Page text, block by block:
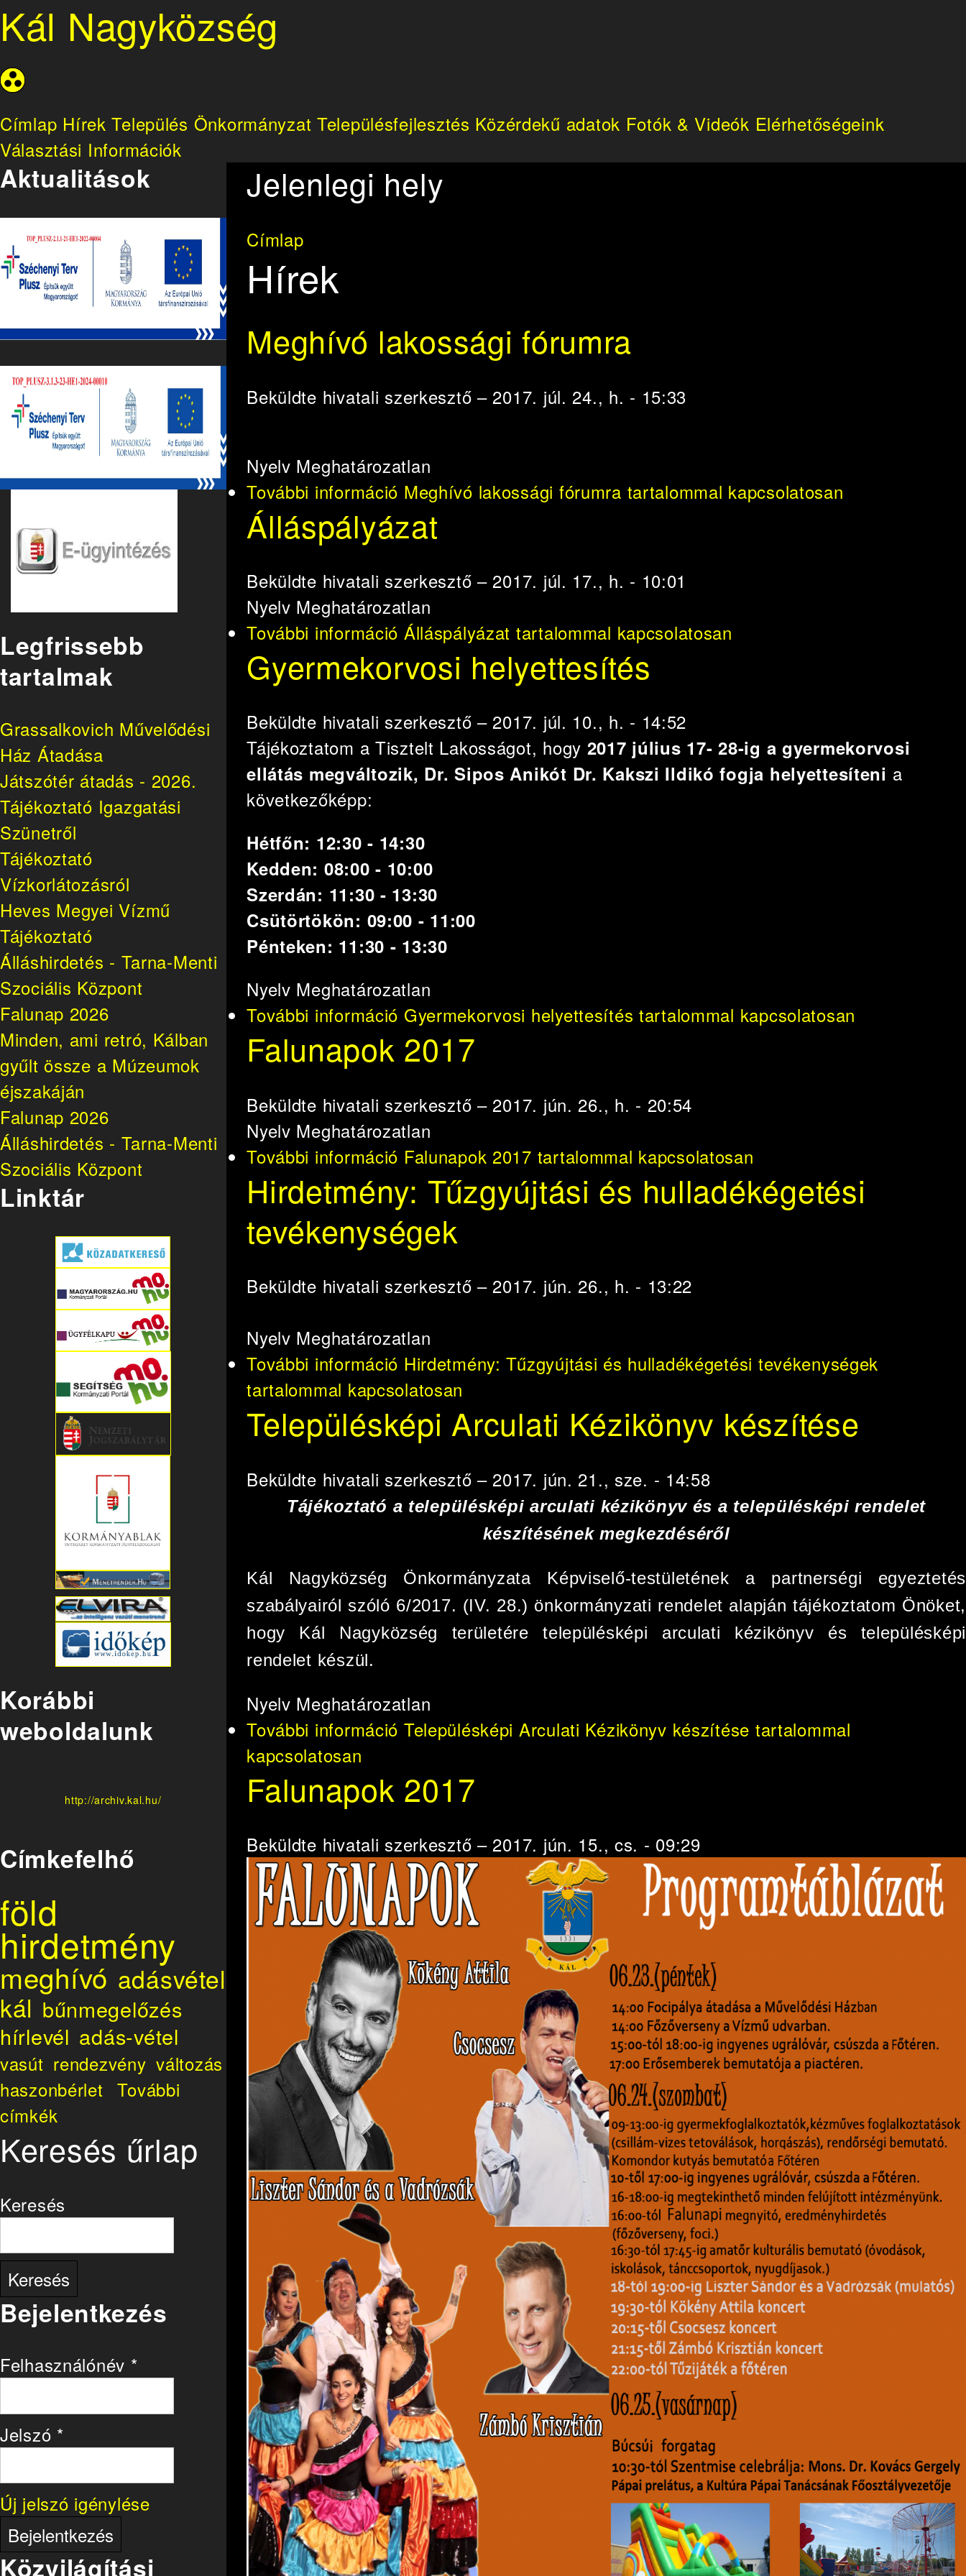
Kál Nagyközség
Címlap Hírek Település Önkormányzat Településfejlesztés Közérdekű adatok Fotók & Videók Elérhetőségeink
Választási Információk
Jelenlegi hely
Címlap
Hírek
Meghívó lakossági fórumra
Beküldte hivatali szerkesztő – 2017. júl. 24., h. - 15:33
Nyelv Meghatározatlan
További információ Meghívó lakossági fórumra tartalommal kapcsolatosan
Álláspályázat
Beküldte hivatali szerkesztő – 2017. júl. 17., h. - 10:01
Nyelv Meghatározatlan
További információ Álláspályázat tartalommal kapcsolatosan
Gyermekorvosi helyettesítés
Beküldte hivatali szerkesztő – 2017. júl. 10., h. - 14:52
Tájékoztatom a Tisztelt Lakosságot, hogy 2017 július 17- 28-ig a gyermekorvosi
ellátás megváltozik, Dr. Sipos Anikót Dr. Kakszi Ildikó fogja helyettesíteni a
következőképp:
Hétfőn: 12:30 - 14:30
Kedden: 08:00 - 10:00
Szerdán: 11:30 - 13:30
Csütörtökön: 09:00 - 11:00
Pénteken: 11:30 - 13:30
Nyelv Meghatározatlan
További információ Gyermekorvosi helyettesítés tartalommal kapcsolatosan
Falunapok 2017
Beküldte hivatali szerkesztő – 2017. jún. 26., h. - 20:54
Nyelv Meghatározatlan
További információ Falunapok 2017 tartalommal kapcsolatosan
Hirdetmény: Tűzgyújtási és hulladékégetési
tevékenységek
Beküldte hivatali szerkesztő – 2017. jún. 26., h. - 13:22
Nyelv Meghatározatlan
További információ Hirdetmény: Tűzgyújtási és hulladékégetési tevékenységek
tartalommal kapcsolatosan
Településképi Arculati Kézikönyv készítése
Beküldte hivatali szerkesztő – 2017. jún. 21., sze. - 14:58
Tájékoztató a településképi arculati kézikönyv és a településképi rendelet
készítésének megkezdéséről
Kál Nagyközség Önkormányzata Képviselő-testületének a partnerségi egyeztetés
szabályairól szóló 6/2017. (IV. 28.) önkormányzati rendelet alapján tájékoztatom Önöket,
hogy Kál Nagyközség területére településképi arculati kézikönyv és településképi
rendelet készül.
Nyelv Meghatározatlan
További információ Településképi Arculati Kézikönyv készítése tartalommal
kapcsolatosan
Falunapok 2017
Beküldte hivatali szerkesztő – 2017. jún. 15., cs. - 09:29
Aktualitások
Legfrissebb
tartalmak
Grassalkovich Művelődési
Ház Átadása
Játszótér átadás - 2026.
Tájékoztató Igazgatási
Szünetről
Tájékoztató
Vízkorlátozásról
Heves Megyei Vízmű
Tájékoztató
Álláshirdetés - Tarna-Menti
Szociális Központ
Falunap 2026
Minden, ami retró, Kálban
gyűlt össze a Múzeumok
éjszakáján
Falunap 2026
Álláshirdetés - Tarna-Menti
Szociális Központ
Linktár
Korábbi
weboldalunk
http://archiv.kal.hu/
Címkefelhő
föld
hirdetmény
meghívó adásvétel
kál bűnmegelőzés
hírlevél adás-vétel
vasút rendezvény változás
haszonbérlet
További
címkék
Keresés űrlap
Keresés
Bejelentkezés
Felhasználónév *
Jelszó *
Új jelszó igénylése
Közvilágítási